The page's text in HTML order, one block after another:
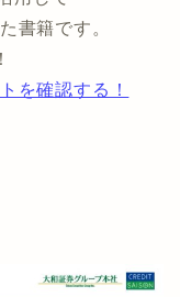
書籍です。
を確認する！